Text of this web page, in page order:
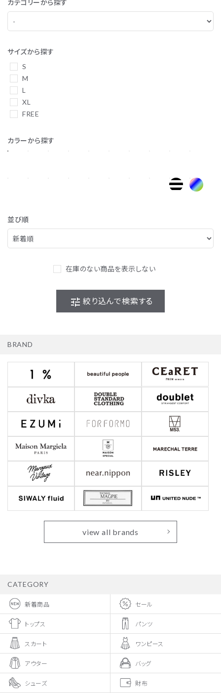
カテゴリーから探す
サイズから探す
S
M
L
XL
FREE
カラーから探す
並び順
在庫のない商品を表示しない
tune 絞り込んで検索する
BRAND
view all brands
CATEGORY
新着商品 セール
トップス パンツ
スカート ワンピース
アウター バッグ
シューズ 財布